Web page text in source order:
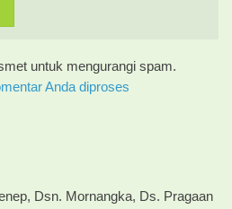
untuk mengurangi spam.
Anda diproses
Dsn. Mornangka, Ds. Pragaan